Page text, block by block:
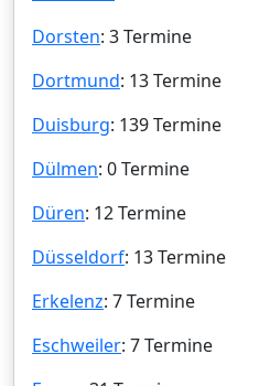
Dorsten: 3 Termine
Dortmund: 13 Termine
Duisburg: 139 Termine
Dülmen: 0 Termine
Düren: 12 Termine
Düsseldorf: 13 Termine
Erkelenz: 7 Termine
Eschweiler: 7 Termine